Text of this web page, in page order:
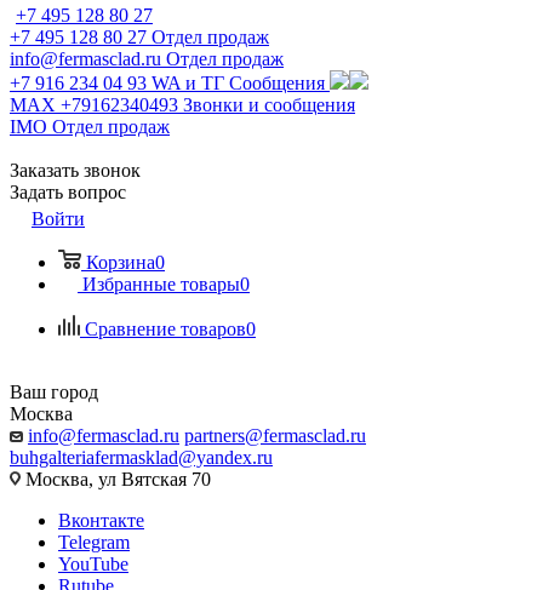
+7 495 128 80 27
+7 495 128 80 27 Отдел продаж
info@fermasclad.ru Отдел продаж
+7 916 234 04 93 WA и ТГ Сообщения
MAX +79162340493 Звонки и сообщения
IMO Отдел продаж
Заказать звонок
Задать вопрос
Войти
Корзина0
Избранные товары0
Сравнение товаров0
Ваш город
Москва
info@fermasclad.ru partners@fermasclad.ru
buhgalteriafermasklad@yandex.ru
Москва, ул Вятская 70
Вконтакте
Telegram
YouTube
Rutube